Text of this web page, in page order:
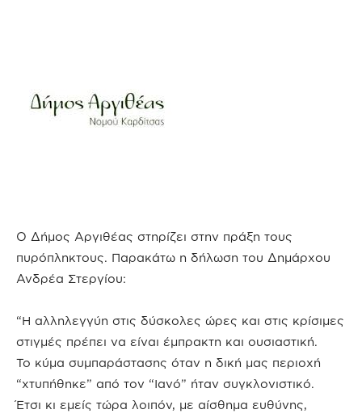
Ο Δήμος Αργιθέας στηρίζει στην πράξη τους
πυρόπληκτους. Παρακάτω η δήλωση του Δημάρχου
Ανδρέα Στεργίου:
“Η αλληλεγγύη στις δύσκολες ώρες και στις κρίσιμες
στιγμές πρέπει να είναι έμπρακτη και ουσιαστική.
Το κύμα συμπαράστασης όταν η δική μας περιοχή
“χτυπήθηκε” από τον “Ιανό” ήταν συγκλονιστικό.
Έτσι κι εμείς τώρα λοιπόν, με αίσθημα ευθύνης,